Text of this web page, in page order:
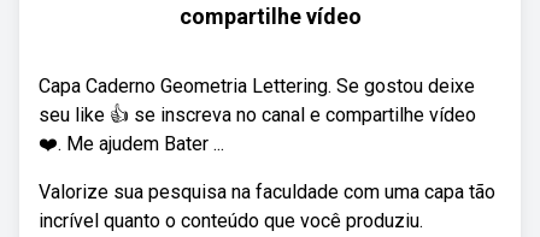
compartilhe vídeo
Capa Caderno Geometria Lettering. Se gostou deixe
seu like 👍 se inscreva no canal e compartilhe vídeo
❤️. Me ajudem Bater ...
Valorize sua pesquisa na faculdade com uma capa tão
incrível quanto o conteúdo que você produziu.